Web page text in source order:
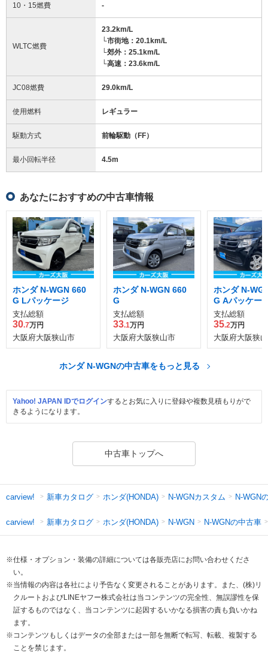
10・15燃費 -
WLTC燃費
23.2km/L
└市街地：20.1km/L
└郊外：25.1km/L
└高速：23.6km/L
JC08燃費 29.0km/L
使用燃料 レギュラー
駆動方式 前輪駆動（FF）
最小回転半径 4.5m
あなたにおすすめの中古車情報
ホンダ N-WGN 660
G Lパッケージ
支払総額
30.7万円
大阪府大阪狭山市
ホンダ N-WGN 660
G
支払総額
33.1万円
大阪府大阪狭山市
ホンダ N-
G Aパッケー
支払総額
35.2万円
大阪府大阪狭
ホンダ N-WGNの中古車をもっと見る
Yahoo! JAPAN IDでログインするとお気に入りに登録や複数見積もりがで
きるようになります。
中古車トップへ
carview! 新車カタログ ホンダ(HONDA) N-WGNカスタム N-WGN
carview! 新車カタログ ホンダ(HONDA) N-WGN N-WGNの中古車
※仕様・オプション・装備の詳細については各販売店にお問い合わせくださ
い。
※当情報の内容は各社により予告なく変更されることがあります。また、(株)リ
クルートおよびLINEヤフー株式会社は当コンテンツの完全性、無誤謬性を保
証するものではなく、当コンテンツに起因するいかなる損害の責も負いかね
ます。
※コンテンツもしくはデータの全部または一部を無断で転写、転載、複製する
ことを禁じます。